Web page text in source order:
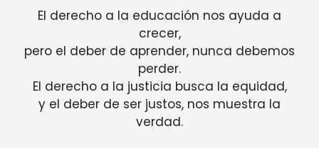
El derecho a la educación nos ayuda a
crecer,
pero el deber de aprender, nunca debemos
perder.
El derecho a la justicia busca la equidad,
y el deber de ser justos, nos muestra la
verdad.